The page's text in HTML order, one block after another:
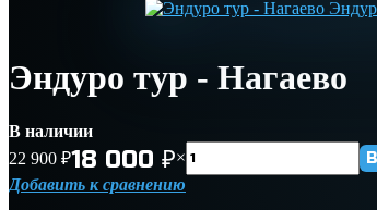
Эндуро тур - Нагаево
В наличии
22 900 ₽18 000 ₽×
Добавить к сравнению